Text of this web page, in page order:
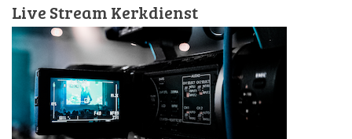
Live Stream Kerkdienst